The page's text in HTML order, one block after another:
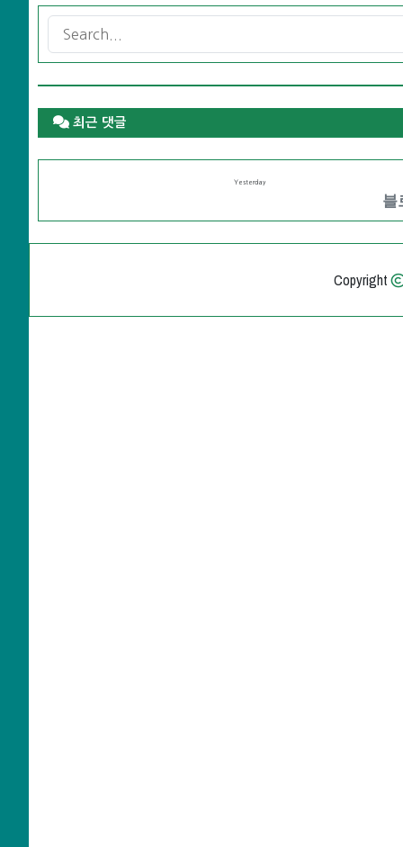
최근 댓글
Yesterday
블
Copyright